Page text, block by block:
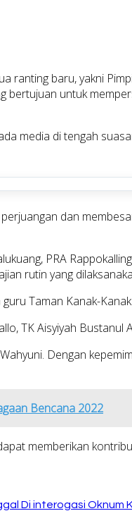
baru, yakni
untuk
media di tengah
dan
PRA
rutin yang
Taman Kanak-
TK Aisyiyah Bustanul
Dengan
Bencana 2022
memberikan
Di interogasi Oknum